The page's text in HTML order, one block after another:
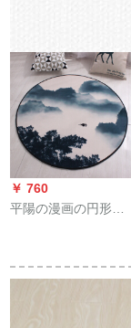
￥ 760
平陽の漫画の円形の
寝室の応接間のお茶